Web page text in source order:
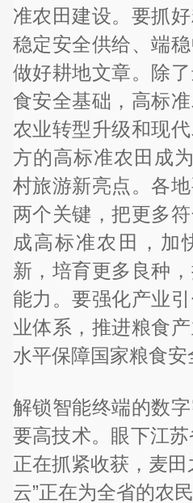
准农田建设。要抓
稳定安全供给、端
做好耕地文章。除
食安全基础，高标
农业转型升级和现
方的高标准农田成
村旅游新亮点。各
两个关键，把更多
成高标准农田，加
新，培育更多良种
能力。要强化产业
业体系，推进粮食
水平保障国家粮食安
解锁智能终端的数
要高技术。眼下江
正在抓紧收获，麦田
云”正在为全省的农